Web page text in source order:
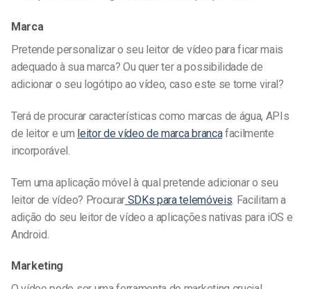
Marca
Pretende personalizar o seu leitor de vídeo para ficar mais
adequado à sua marca? Ou quer ter a possibilidade de
adicionar o seu logótipo ao vídeo, caso este se torne viral?
Terá de procurar características como marcas de água, APIs
de leitor e um leitor de vídeo de marca brancafacilmente
incorporável.
Tem uma aplicação móvel à qual pretende adicionar o seu
leitor de vídeo? Procurar SDKs para telemóveis . Facilitam a
adição do seu leitor de vídeo a aplicações nativas para iOS e
Android.
Marketing